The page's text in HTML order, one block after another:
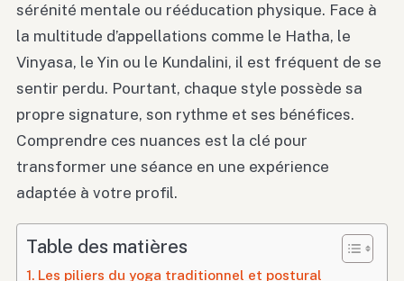
sérénité mentale ou rééducation physique. Face à
la multitude d’appellations comme le Hatha, le
Vinyasa, le Yin ou le Kundalini, il est fréquent de se
sentir perdu. Pourtant, chaque style possède sa
propre signature, son rythme et ses bénéfices.
Comprendre ces nuances est la clé pour
transformer une séance en une expérience
adaptée à votre profil.
Table des matières
Les piliers du yoga traditionnel et postural